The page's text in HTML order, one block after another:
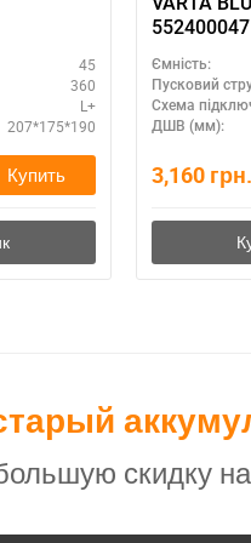
45
360
L+
207*175*190
Купить
552400047
Ємність:
Пусковий
Схема
ДШВ (мм):
3,160 грн.
скидку